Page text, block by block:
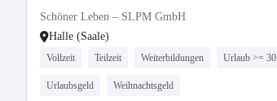
Schöner Leben – SLPM GmbH
Halle (Saale)
Vollzeit Teilzeit Weiterbildungen Urlaub >= 30
Urlaubsgeld Weihnachtsgeld